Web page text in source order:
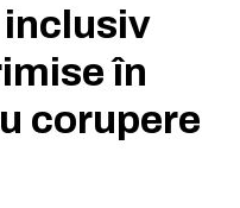
inclusiv
în
corupere